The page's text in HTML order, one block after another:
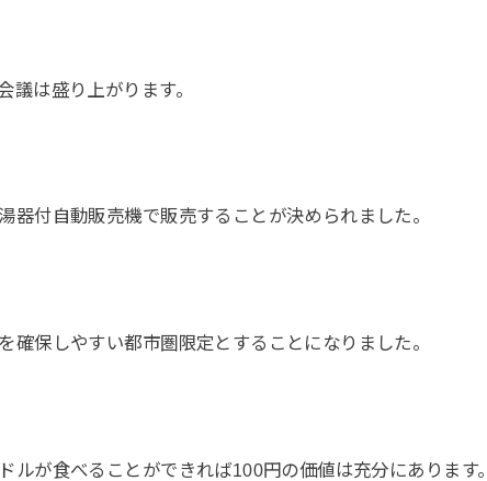
議は盛り上がります。
器付自動販売機で販売することが決められました。
確保しやすい都市圏限定とすることになりました。
ルが食べることができれば100円の価値は充分にあります。